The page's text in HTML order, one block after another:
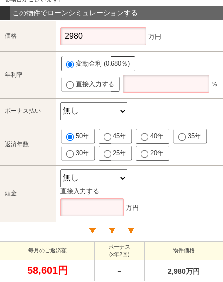
この物件でローンシミュレーションする
価格 万円
年利率
変動金利 (0.680％)
直接入力する ％
ボーナス払い
返済年数
50年 45年 40年 35年
30年 25年 20年
頭金 直接入力する
万円
毎月のご返済額
ボーナス
(×年2回)
物件価格
58,601円 － 2,980万円